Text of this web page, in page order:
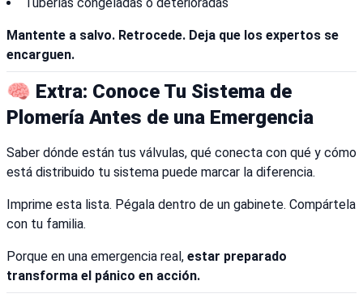
Mantente a salvo. Retrocede. Deja que los expertos se
encarguen.
🧠 Extra: Conoce Tu Sistema de
Plomería Antes de una Emergencia
Saber dónde están tus válvulas, qué conecta con qué y cómo
está distribuido tu sistema puede marcar la diferencia.
Imprime esta lista. Pégala dentro de un gabinete. Compártela
con tu familia.
Porque en una emergencia real, estar preparado
transforma el pánico en acción.